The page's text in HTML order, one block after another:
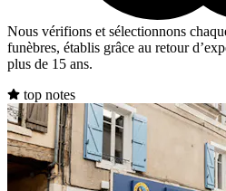
Nous vérifions et sélectionnons
funèbres, établis grâce au retour
plus de 15 ans.
top notes